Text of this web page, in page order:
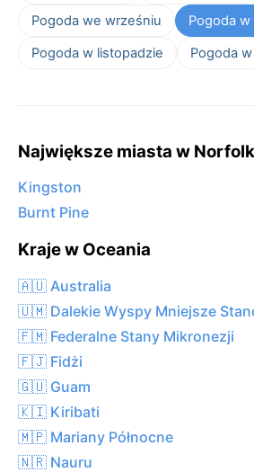
Pogoda we wrześniu
Pogoda
Pogoda w listopadzie
Pogoda
Największe miasta w
Kingston
Burnt Pine
Kraje w Oceania
🇦🇺 Australia
🇺🇲 Dalekie Wyspy Mniejsze
🇫🇲 Federalne Stany Mikronezji
🇫🇯 Fidżi
🇬🇺 Guam
🇰🇮 Kiribati
🇲🇵 Mariany Północne
🇳🇷 Nauru